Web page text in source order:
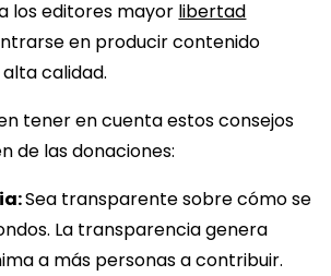
los editores mayor libertad
en producir contenido
calidad.
tener en cuenta estos consejos
de las donaciones:
Sea transparente sobre cómo se
La transparencia genera
a más personas a contribuir.